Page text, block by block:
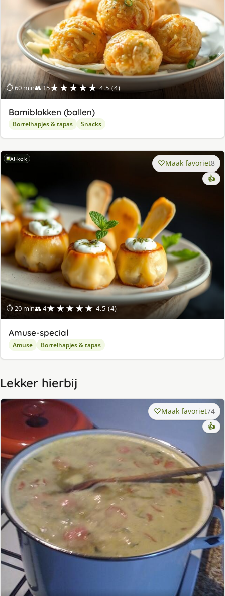
⏱ 60 min👥 15★★★★★ 4.5 (4)
Bamiblokken (ballen)
Borrelhapjes & tapas Snacks
AI-kok
⏱ 20 min👥 4★★★★★ 4.5 (4)
Maak favoriet8
👍
Amuse-special
Amuse Borrelhapjes & tapas
Lekker hierbij
Maak favoriet74
👍